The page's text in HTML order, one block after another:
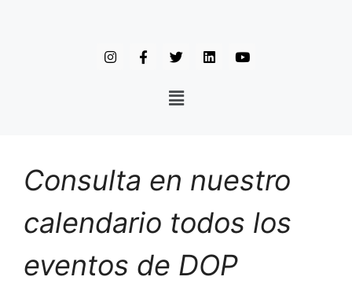
Consulta en nuestro
calendario todos los
eventos de DOP